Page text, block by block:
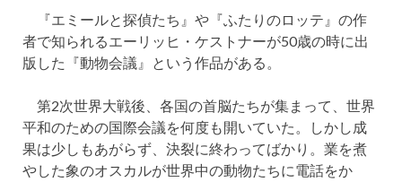
『エミールと探偵たち』や『ふたりのロッテ』の作
者で知られるエーリッヒ・ケストナーが50歳の時に出
版した『動物会議』という作品がある。
第2次世界大戦後、各国の首脳たちが集まって、世界
平和のための国際会議を何度も開いていた。しかし成
果は少しもあがらず、決裂に終わってばかり。業を煮
やした象のオスカルが世界中の動物たちに電話をか